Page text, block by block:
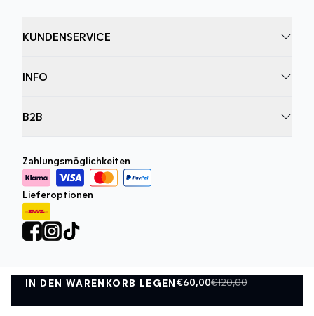
IN DEN WARENKORB LEGEN€60,00€120,00
IN DEN WARENKORB LEGEN
KUNDENSERVICE
INFO
B2B
Zahlungsmöglichkeiten
Lieferoptionen
Datenschutzrichtlinie Geschäftsbedingungen
©DK Company Online GmbH2026